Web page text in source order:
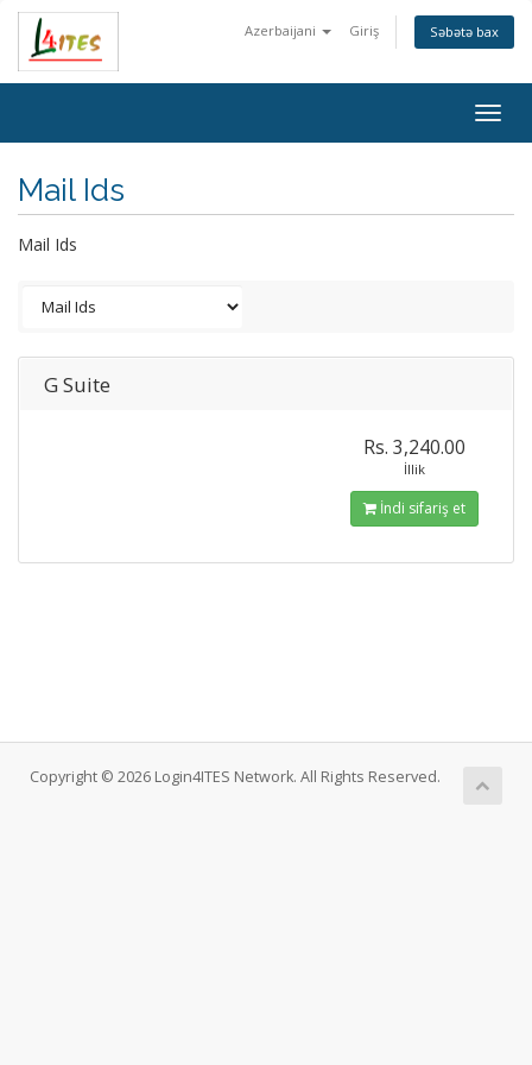
Azerbaijani Giriş Səbətə bax
Mail Ids
Mail Ids
G Suite
Rs. 3,240.00
İllik
İndi sifariş et
Copyright © 2026 Login4ITES Network. All Rights Reserved.